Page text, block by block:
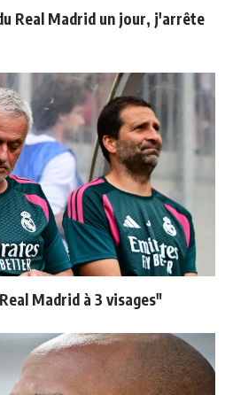
Real Madrid un jour, j'arrête
Madrid à 3 visages"